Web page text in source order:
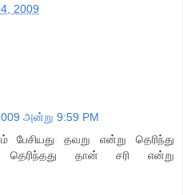
2009
அன்று 9:59 PM
தவறு என்று தெரிந்து
தெரிந்தது தான் சரி என்று